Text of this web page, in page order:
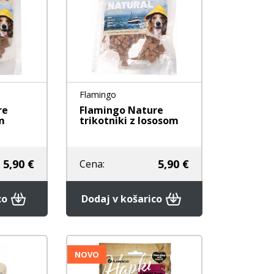
Kozmetika
Vrečke za pobiranje
Stranišča in posipi
5,90 €
Flamingo
Flamingo Nature
trikotniki z lososom
Cena: 5,90 €
Dodaj v košarico
NOVO